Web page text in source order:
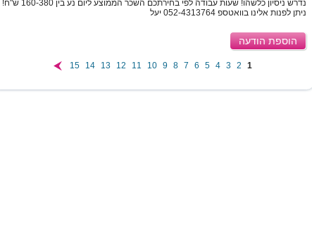
נדרש ניסיון כלשהו! שעות עבודה לפי בחירתכם השכר הממוצע ליום נע בין 160-380 ש"ח!
ניתן לפנות אלינו בוואטספ 052-4313764 יעל
הוספת הודעה
1
2
3
4
5
6
7
8
9
10
11
12
13
14
15